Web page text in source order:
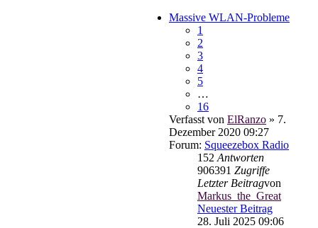
Massive WLAN-Probleme
1
2
3
4
5
…
16
Verfasst von ElRanzo » 7.
Dezember 2020 09:27
Forum: Squeezebox Radio
152 Antworten
906391 Zugriffe
Letzter Beitragvon
Markus_the_Great
Neuester Beitrag
28. Juli 2025 09:06